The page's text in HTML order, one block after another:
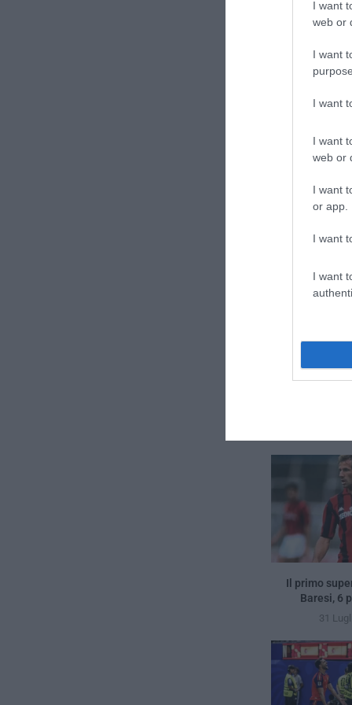
I want
web or
I want
I want
I want
web or
I want
or app.
I want
I want
CONVIDIDI
Juventus-
Il primo
Baresi, 6
31